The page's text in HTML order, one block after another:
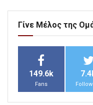
Γίνε Μέλος της
149.6k
Fans